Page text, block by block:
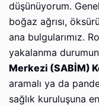
düşünüyorum.
boğaz ağrısı,
ana bulgularımız.
yakalanma
Merkezi (SABİM)
aramalı ya da
sağlık kuruluşuna